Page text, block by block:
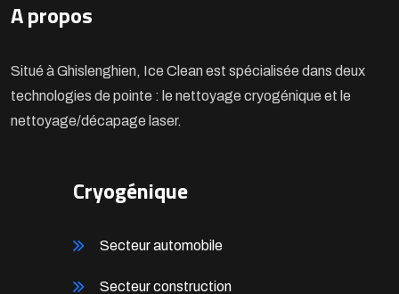
A propos
Situé à Ghislenghien, Ice Clean est spécialisée dans deux
technologies de pointe : le nettoyage cryogénique et le
nettoyage/décapage laser.
Cryogénique
Secteur automobile
Secteur construction